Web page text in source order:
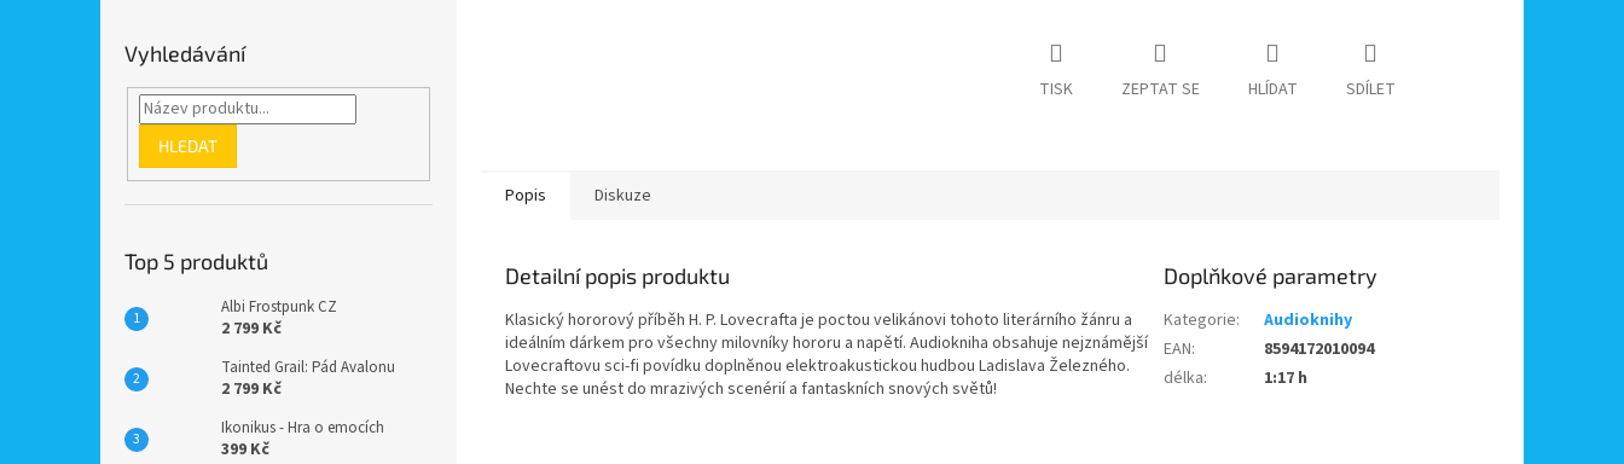
Vyhledávání
HLEDAT
Top 5 produktů
Albi Frostpunk CZ
2 799 Kč
Tainted Grail: Pád Avalonu
2 799 Kč
Ikonikus - Hra o emocích
399 Kč
TISK ZEPTAT SE HLÍDAT SDÍLET
Popis Diskuze
Detailní popis produktu
Klasický hororový příběh H. P. Lovecrafta je poctou velikánovi tohoto literárního žánru a
ideálním dárkem pro všechny milovníky hororu a napětí. Audiokniha obsahuje nejznámější
Lovecraftovu sci-fi povídku doplněnou elektroakustickou hudbou Ladislava Železného.
Nechte se unést do mrazivých scenérií a fantaskních snových světů!
Doplňkové parametry
Kategorie:
Audioknihy
EAN:
8594172010094
délka: 1:17 h